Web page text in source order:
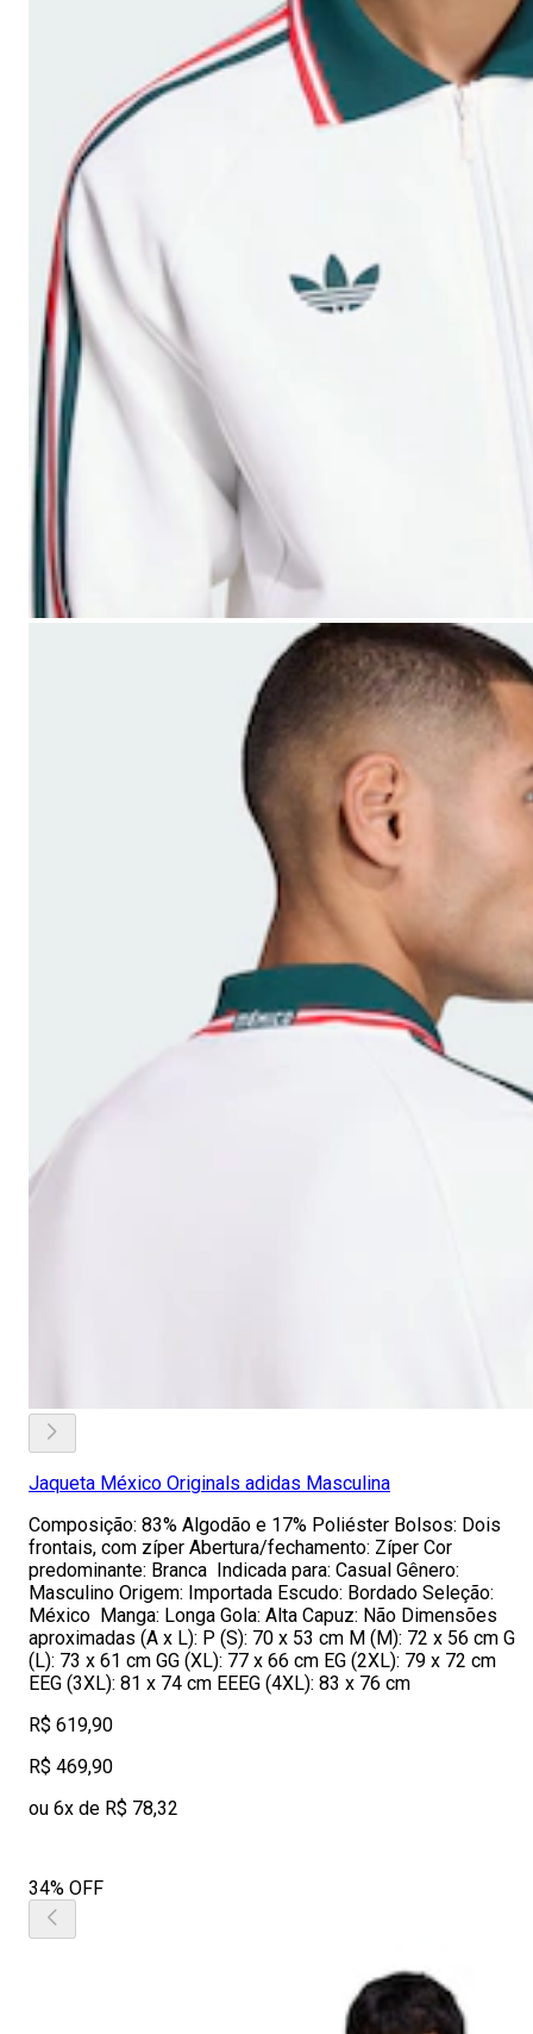
Jaqueta México Originals adidas Masculina
Composição: 83% Algodão e 17% Poliéster Bolsos: Dois
frontais, com zíper Abertura/fechamento: Zíper Cor
predominante: Branca Indicada para: Casual Gênero:
Masculino Origem: Importada Escudo: Bordado Seleção:
México Manga: Longa Gola: Alta Capuz: Não Dimensões
aproximadas (A x L): P (S): 70 x 53 cm M (M): 72 x 56 cm G
(L): 73 x 61 cm GG (XL): 77 x 66 cm EG (2XL): 79 x 72 cm
EEG (3XL): 81 x 74 cm EEEG (4XL): 83 x 76 cm
R$ 619,90
R$ 469,90
ou 6x de R$ 78,32
34% OFF